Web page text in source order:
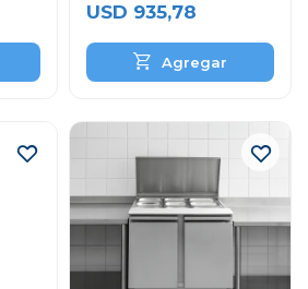
USD 935,78